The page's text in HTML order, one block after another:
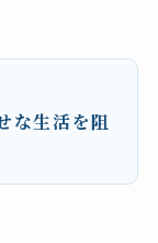
な生活を阻